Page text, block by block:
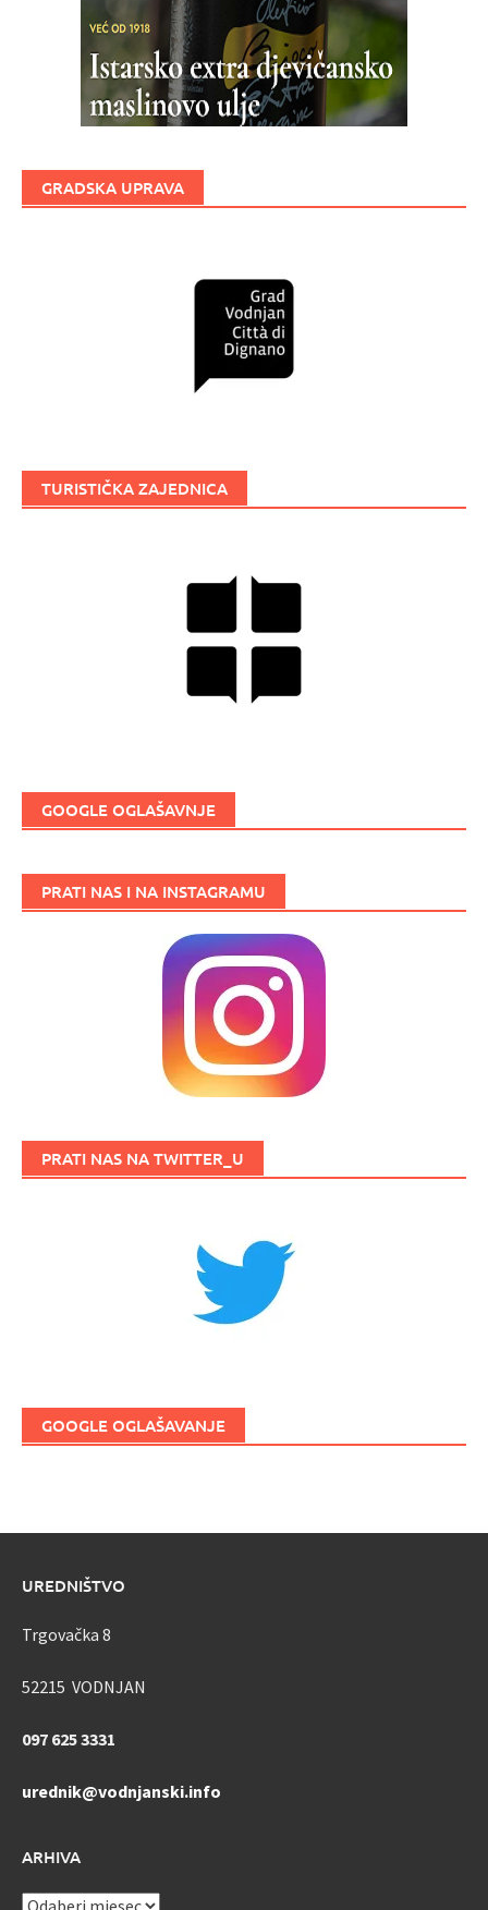
GRADSKA UPRAVA
TURISTIČKA ZAJEDNICA
GOOGLE OGLAŠAVNJE
PRATI NAS I NA INSTAGRAMU
PRATI NAS NA TWITTER_U
GOOGLE OGLAŠAVANJE
UREDNIŠTVO
Trgovačka 8
52215 VODNJAN
097 625 3331
urednik@vodnjanski.info
ARHIVA
ARHIVA